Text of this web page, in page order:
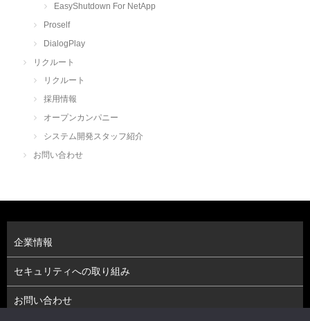
EasyShutdown For NetApp
Proself
DialogPlay
リクルート
リクルート
採用情報
オープンカンパニー
システム開発スタッフ紹介
お問い合わせ
企業情報
セキュリティへの取り組み
お問い合わせ